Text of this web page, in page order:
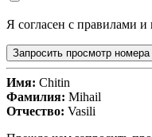
Я согласен с правилами и
Запросить просмотр номера
Имя: Chitin
Фамилия: Mihail
Отчество: Vasili